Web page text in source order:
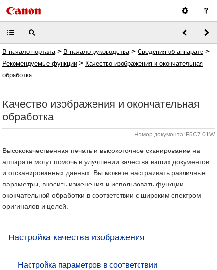
В начало портала > В начало руководства > Сведения об аппарате >
Рекомендуемые функции > Качество изображения и окончательная
обработка
Качество изображения и окончательная
обработка
Номер документа: F5C7-01W
Высококачественная печать и высокоточное сканирование на
аппарате могут помочь в улучшении качества ваших документов
и отсканированных данных. Вы можете настраивать различные
параметры, вносить изменения и использовать функции
окончательной обработки в соответствии с широким спектром
оригиналов и целей.
Настройка качества изображения
Настройка параметров в соответствии